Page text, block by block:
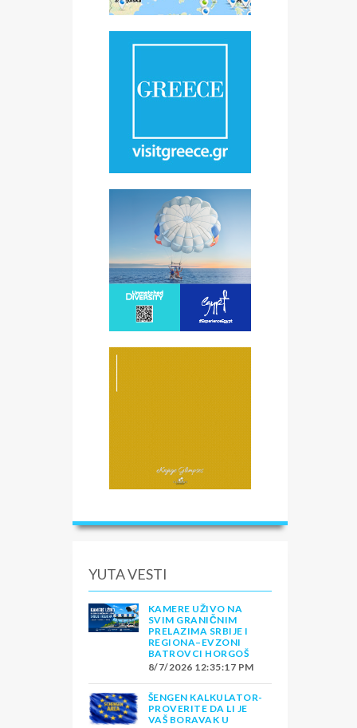
YUTA VESTI
KAMERE UŽIVO NA
SVIM GRANIČNIM
PRELAZIMA SRBIJE I
REGIONA–EVZONI
BATROVCI HORGOŠ
8/7/2026 12:35:17 PM
ŠENGEN KALKULATOR-
PROVERITE DA LI JE
VAŠ BORAVAK U